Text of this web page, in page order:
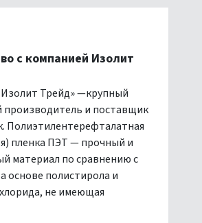
с компанией Изолит
Трейд» —крупный
производитель и поставщик
Полиэтилентерефталатная
пленка ПЭТ — прочный и
материал по сравнению с
основе полистирола и
не имеющая